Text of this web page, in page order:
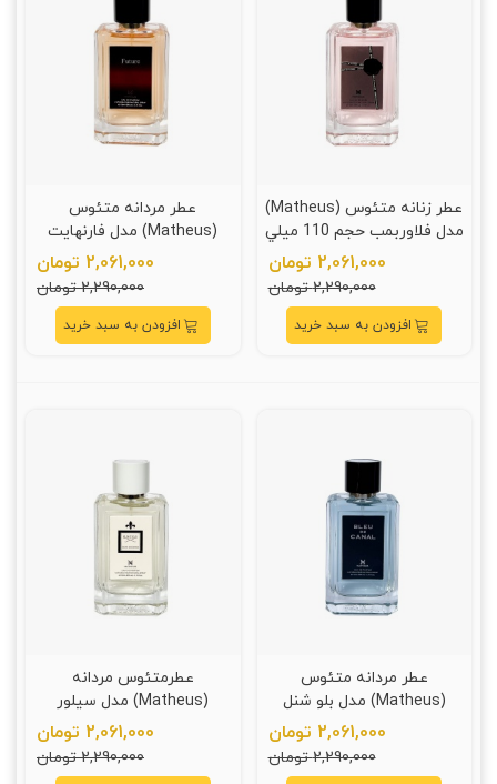
عطر زنانه متئوس (Matheus)
مدل فلاوربمب حجم 110 ميلي
ليتر
2,061,000 تومان
2,290,000 تومان
افزودن به سبد خرید
عطر مردانه متئوس
(Matheus) مدل فارنهايت
2,061,000 تومان
2,290,000 تومان
افزودن به سبد خرید
عطر مردانه متئوس
(Matheus) مدل بلو شنل
2,061,000 تومان
2,290,000 تومان
عطرمتئوس مردانه
(Matheus) مدل سيلور
2,061,000 تومان
2,290,000 تومان